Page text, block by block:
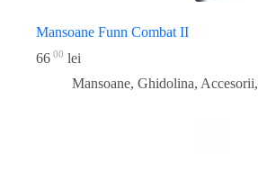
Mansoane Funn Combat II
66 00 lei
Mansoane, Ghidolina, Accesorii,